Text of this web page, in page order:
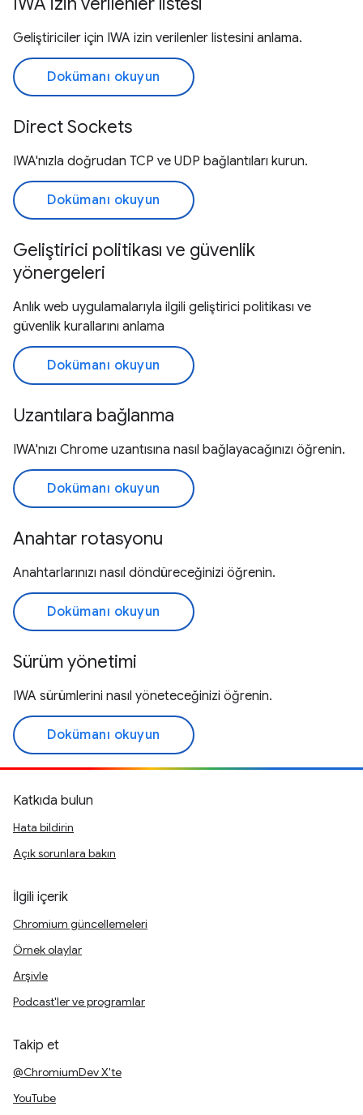
Geliştiriciler için IWA izin verilenler listesini anlama.
Dokümanı okuyun
Direct Sockets
IWA'nızla doğrudan TCP ve UDP bağlantıları kurun.
Dokümanı okuyun
Geliştirici politikası ve güvenlik
yönergeleri
Anlık web uygulamalarıyla ilgili geliştirici politikası ve
güvenlik kurallarını anlama
Dokümanı okuyun
Uzantılara bağlanma
IWA'nızı Chrome uzantısına nasıl bağlayacağınızı öğrenin.
Dokümanı okuyun
Anahtar rotasyonu
Anahtarlarınızı nasıl döndüreceğinizi öğrenin.
Dokümanı okuyun
Sürüm yönetimi
IWA sürümlerini nasıl yöneteceğinizi öğrenin.
Dokümanı okuyun
Katkıda bulun
Hata bildirin
Açık sorunlara bakın
İlgili içerik
Chromium güncellemeleri
Örnek olaylar
Arşivle
Podcast'ler ve programlar
Takip et
@ChromiumDev X'te
YouTube